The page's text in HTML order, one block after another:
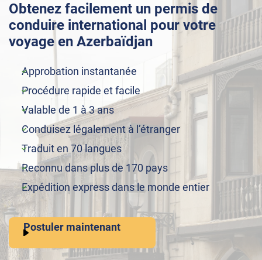
Obtenez facilement un permis de
conduire international pour votre
voyage en Azerbaïdjan
Approbation instantanée
Procédure rapide et facile
Valable de 1 à 3 ans
Conduisez légalement à l’étranger
Traduit en 70 langues
Reconnu dans plus de 170 pays
Expédition express dans le monde entier
Postuler maintenant